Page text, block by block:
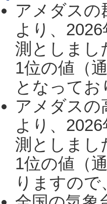
アメダスの
より、
測としまし
1位の値（
となってお
アメダスの
より、
測としまし
1位の値（
りますの